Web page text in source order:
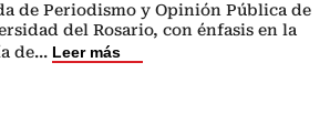
de Periodismo y Opinión Pública de
del Rosario, con énfasis en la
de... Leer más